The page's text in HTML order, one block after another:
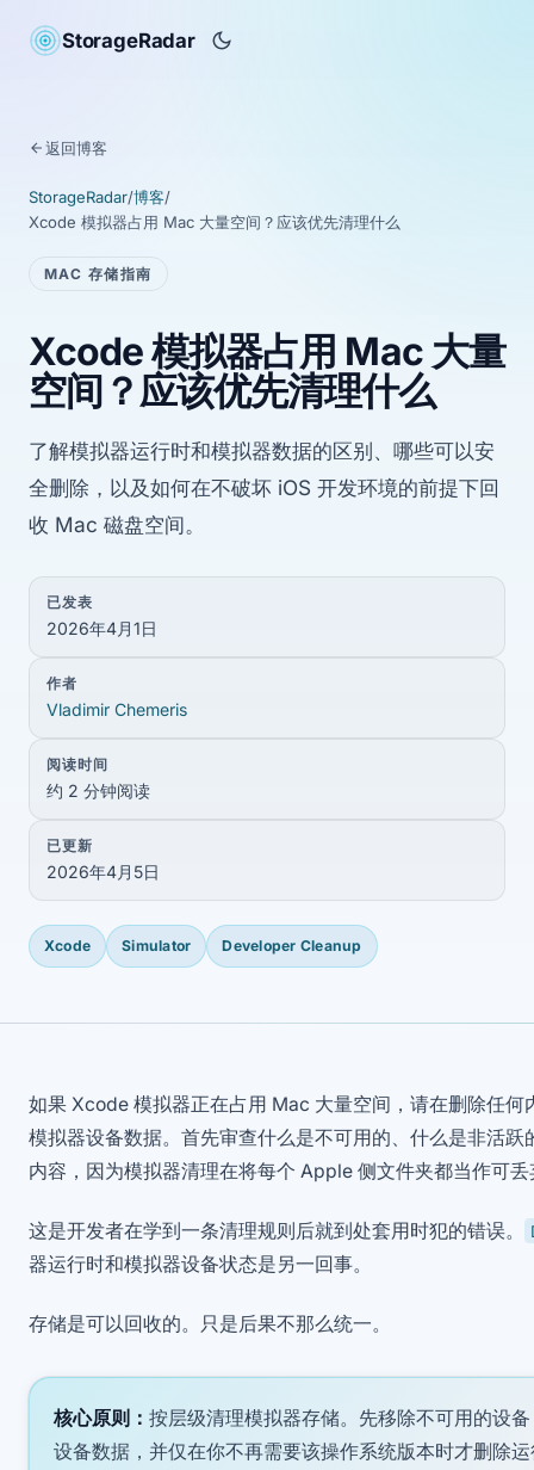
StorageRadar
返回博客
StorageRadar/博客/
Xcode 模拟器占用 Mac 大量空间？应该优先清理什么
MAC 存储指南
Xcode 模拟器占用 Mac 大量
空间？应该优先清理什么
了解模拟器运行时和模拟器数据的区别、哪些可以安
全删除，以及如何在不破坏 iOS 开发环境的前提下回
收 Mac 磁盘空间。
已发表
2026年4月1日
作者
Vladimir Chemeris
阅读时间
约 2 分钟阅读
已更新
2026年4月5日
Xcode Simulator Developer Cleanup
如果 Xcode 模拟器正在占用 Mac 大量空间，请在删除任何
模拟器设备数据。首先审查什么是不可用的、什么是非活
内容，因为模拟器清理在将每个 Apple 侧文件夹都当作可
这是开发者在学到一条清理规则后就到处套用时犯的错误。
器运行时和模拟器设备状态是另一回事。
存储是可以回收的。只是后果不那么统一。
核心原则： 按层级清理模拟器存储。先移除不可用的设
设备数据，并仅在你不再需要该操作系统版本时才删除